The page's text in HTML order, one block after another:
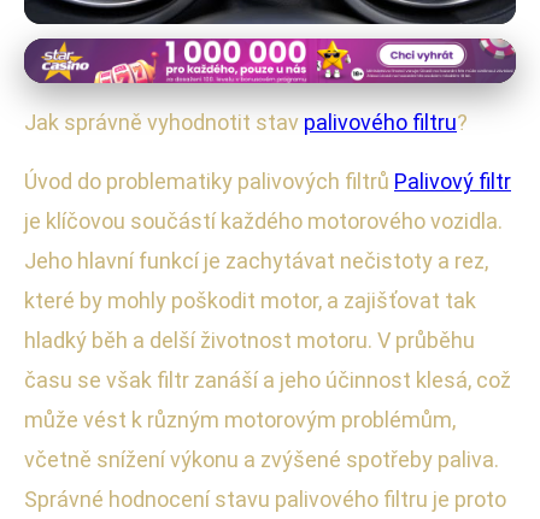
Palivové filtry
Jak poznat, že je čas vyměnit
24. 10. 2025 · 4 min čtení · Autor: Radim Polák
Jak správně vyhodnotit stav palivového filtru?
Úvod do problematiky palivových filtrů Palivový filtr
je klíčovou součástí každého motorového vozidla.
Jeho hlavní funkcí je zachytávat nečistoty a rez,
které by mohly poškodit motor, a zajišťovat tak
hladký běh a delší životnost motoru. V průběhu
času se však filtr zanáší a jeho účinnost klesá, což
může vést k různým motorovým problémům,
včetně snížení výkonu a zvýšené spotřeby paliva.
Správné hodnocení stavu palivového filtru je proto